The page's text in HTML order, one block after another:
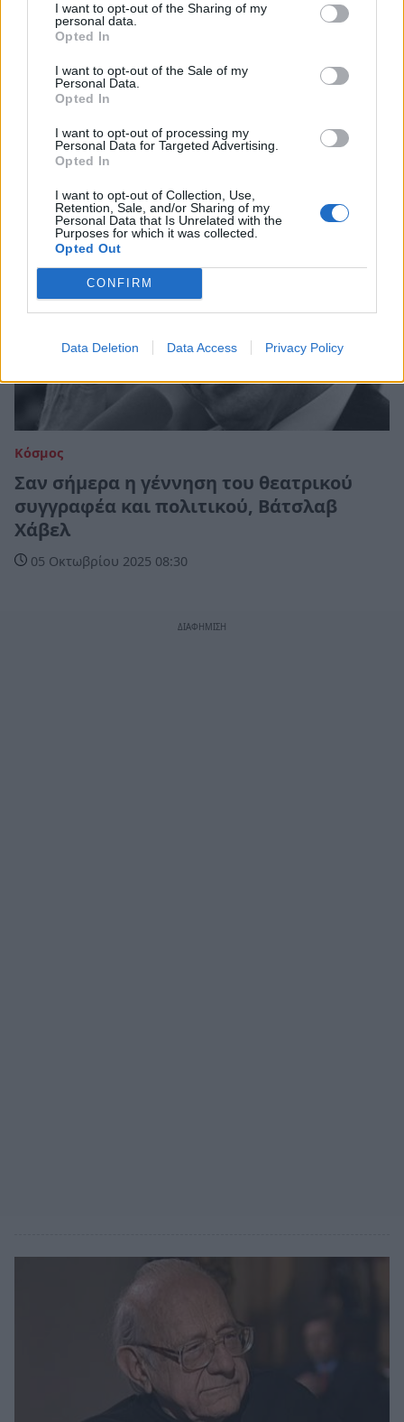
I want to opt-out of the Sharing of my
personal data.
Opted In
I want to opt-out of the Sale of my
Personal Data.
Opted In
I want to opt-out of processing my
Personal Data for Targeted Advertising.
Opted In
I want to opt-out of Collection, Use,
Retention, Sale, and/or Sharing of my
Personal Data that Is Unrelated with the
Purposes for which it was collected.
Opted Out
CONFIRM
Data Deletion Data Access Privacy Policy
Κόσμος
Σαν σήμερα η γέννηση του Μεξικανού
διπλωμάτη, συγγραφέα και
11 Νοεμβρίου 2025 08:30
Κόσμος
Σαν σήμερα η γέννηση του θεατρικού
συγγραφέα και πολιτικού, Βάτσλαβ
Χάβελ
05 Οκτωβρίου 2025 08:30